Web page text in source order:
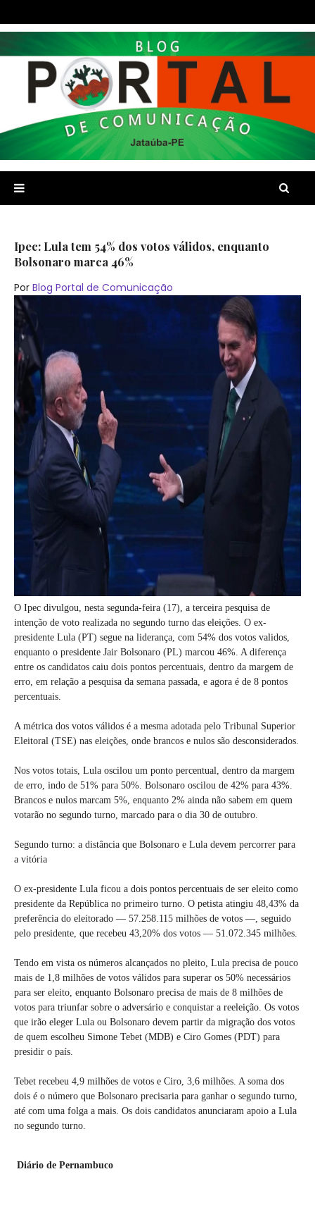
Ipec: Lula tem 54% dos votos válidos, enquanto
Bolsonaro marca 46%
Por Blog Portal de Comunicação
O Ipec divulgou, nesta segunda-feira (17), a terceira pesquisa de
intenção de voto realizada no segundo turno das eleições. O ex-
presidente Lula (PT) segue na liderança, com 54% dos votos validos,
enquanto o presidente Jair Bolsonaro (PL) marcou 46%. A diferença
entre os candidatos caiu dois pontos percentuais, dentro da margem de
erro, em relação a pesquisa da semana passada, e agora é de 8 pontos
percentuais.
A métrica dos votos válidos é a mesma adotada pelo Tribunal Superior
Eleitoral (TSE) nas eleições, onde brancos e nulos são desconsiderados.
Nos votos totais, Lula oscilou um ponto percentual, dentro da margem
de erro, indo de 51% para 50%. Bolsonaro oscilou de 42% para 43%.
Brancos e nulos marcam 5%, enquanto 2% ainda não sabem em quem
votarão no segundo turno, marcado para o dia 30 de outubro.
Segundo turno: a distância que Bolsonaro e Lula devem percorrer para
a vitória
O ex-presidente Lula ficou a dois pontos percentuais de ser eleito como
presidente da República no primeiro turno. O petista atingiu 48,43% da
preferência do eleitorado — 57.258.115 milhões de votos —, seguido
pelo presidente, que recebeu 43,20% dos votos — 51.072.345 milhões.
Tendo em vista os números alcançados no pleito, Lula precisa de pouco
mais de 1,8 milhões de votos válidos para superar os 50% necessários
para ser eleito, enquanto Bolsonaro precisa de mais de 8 milhões de
votos para triunfar sobre o adversário e conquistar a reeleição. Os votos
que irão eleger Lula ou Bolsonaro devem partir da migração dos votos
de quem escolheu Simone Tebet (MDB) e Ciro Gomes (PDT) para
presidir o país.
Tebet recebeu 4,9 milhões de votos e Ciro, 3,6 milhões. A soma dos
dois é o número que Bolsonaro precisaria para ganhar o segundo turno,
até com uma folga a mais. Os dois candidatos anunciaram apoio a Lula
no segundo turno.
Diário de Pernambuco